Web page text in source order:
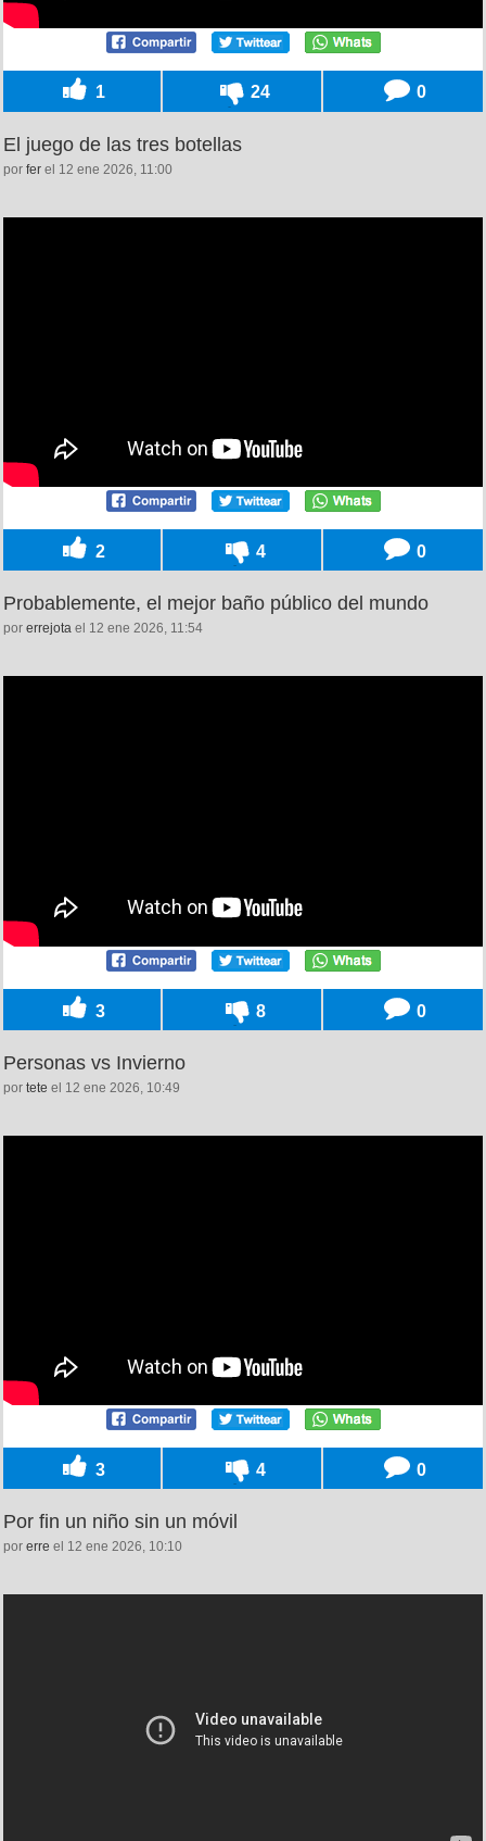
1 24 0
El juego de las tres botellas
por fer el 12 ene 2026, 11:00
2 4 0
Probablemente, el mejor baño público del mundo
por errejota el 12 ene 2026, 11:54
3 8 0
Personas vs Invierno
por tete el 12 ene 2026, 10:49
3 4 0
Por fin un niño sin un móvil
por erre el 12 ene 2026, 10:10